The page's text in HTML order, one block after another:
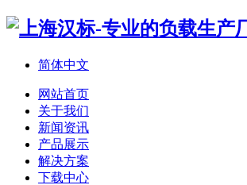
简体中文
网站首页
关于我们
新闻资讯
产品展示
解决方案
下载中心